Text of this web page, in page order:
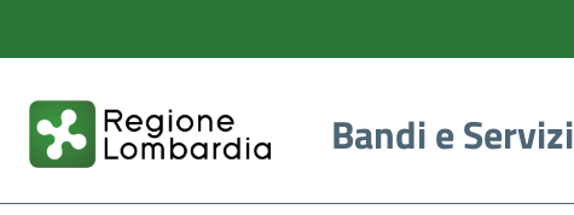
Bandi e Servizi